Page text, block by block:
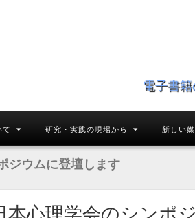
電子書
て 研究・実践の現場から 新しい
ジウムに登壇します
本心理学会のシンポ